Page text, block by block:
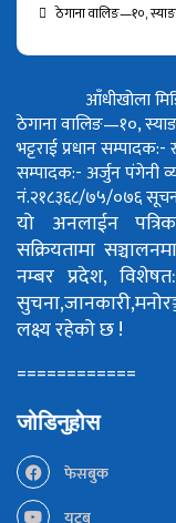
ठेगाना वालिङ—१०,
आँधीखोला
ठेगाना वालिङ—१०,
भट्टराईप्रधान सम्पादक:-
सम्पादक:- अर्जुन पंगेनी
नं.२१८३६८/७५/०७६
यो अनलाईन
सक्रियतामा
नम्बर प्रदेश,
लक्ष्य रहेको छ !
============
जोडिनुहोस
फेसबुक
युटूब